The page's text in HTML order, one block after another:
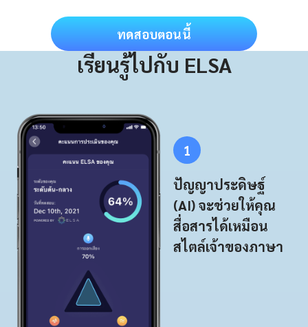
ทดสอบตอนนี้
เรียนรู้ไปกับ ELSA
1
ปัญญาประดิษฐ์
(AI) จะช่วยให้คุณ
สื่อสารได้เหมือน
สไตล์เจ้าของภาษา